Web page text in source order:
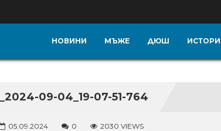
НОВИНИ МЪЖЕ ДЮШ
09-04_19-07-51-764
05.09.2024 0 2030 VIEWS